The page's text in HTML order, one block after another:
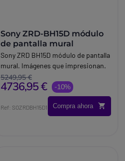
Sony ZRD-BH15D módulo
de pantalla mural
Sony ZRD BH15D módulo de pantalla
mural. Imágenes que impresionan.
5249,95 €
4736,95 € -10%
Ref: SOZRDBH15D1 Compra ahora